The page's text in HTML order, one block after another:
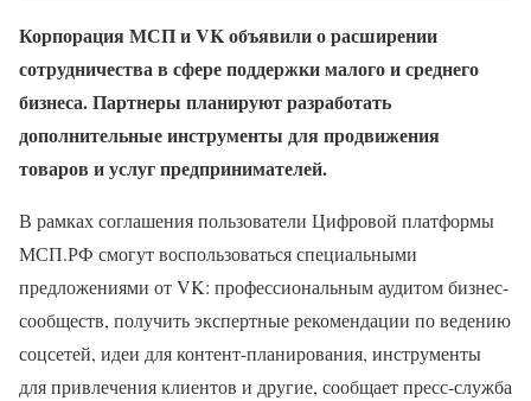
Корпорация МСП и VK объявили о расширении
сотрудничества в сфере поддержки малого и среднего
бизнеса. Партнеры планируют разработать
дополнительные инструменты для продвижения
товаров и услуг предпринимателей.
В рамках соглашения пользователи Цифровой платформы
МСП.РФ смогут воспользоваться специальными
предложениями от VK: профессиональным аудитом бизнес-
сообществ, получить экспертные рекомендации по ведению
соцсетей, идеи для контент-планирования, инструменты
для привлечения клиентов и другие, сообщает пресс-служба